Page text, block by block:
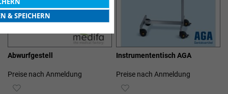
Abwurfgestell
Preise nach Anmeldung
ZUR
Instrumententisch AGA
Preise nach Anmeldung
ZUR
& SPEICHERN